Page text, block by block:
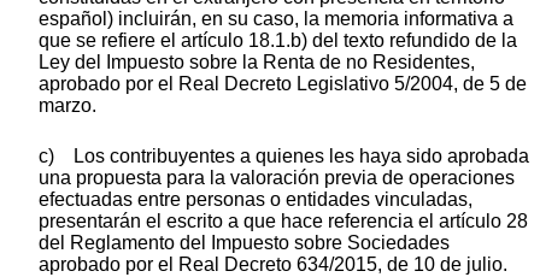
español) incluirán, en su caso, la memoria informativa a
que se refiere el artículo 18.1.b) del texto refundido de la
Ley del Impuesto sobre la Renta de no Residentes,
aprobado por el Real Decreto Legislativo 5/2004, de 5 de
marzo.
c) Los contribuyentes a quienes les haya sido aprobada
una propuesta para la valoración previa de operaciones
efectuadas entre personas o entidades vinculadas,
presentarán el escrito a que hace referencia el artículo 28
del Reglamento del Impuesto sobre Sociedades
aprobado por el Real Decreto 634/2015, de 10 de julio.